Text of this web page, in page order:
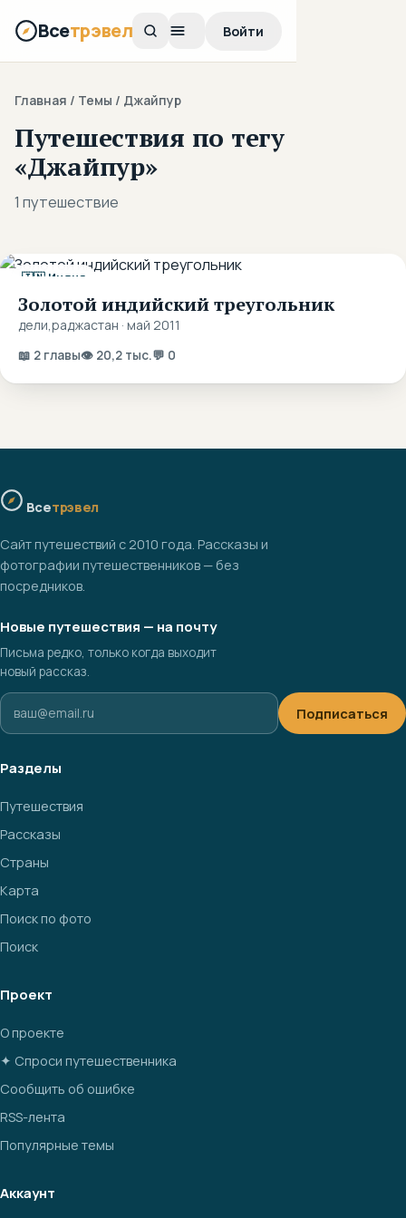
Всетрэвел Войти
Главная / Темы / Джайпур
Путешествия по тегу
«Джайпур»
1 путешествие
🇮🇳 Индия
Золотой индийский треугольник
дели,раджастан · май 2011
📖 2 главы👁 20,2 тыс.💬 0
Всетрэвел
Сайт путешествий с 2010 года. Рассказы и
фотографии путешественников — без
посредников.
Новые путешествия — на почту
Письма редко, только когда выходит
новый рассказ.
Подписаться
Разделы
Путешествия
Рассказы
Страны
Карта
Поиск по фото
Поиск
Проект
О проекте
✦ Спроси путешественника
Сообщить об ошибке
RSS-лента
Популярные темы
Аккаунт